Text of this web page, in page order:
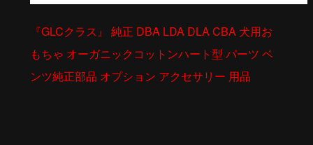
『GLCクラス』 純正 DBA LDA DLA CBA 犬用お
もちゃ オーガニックコットンハート型 パーツ ベ
ンツ純正部品 オプション アクセサリー 用品